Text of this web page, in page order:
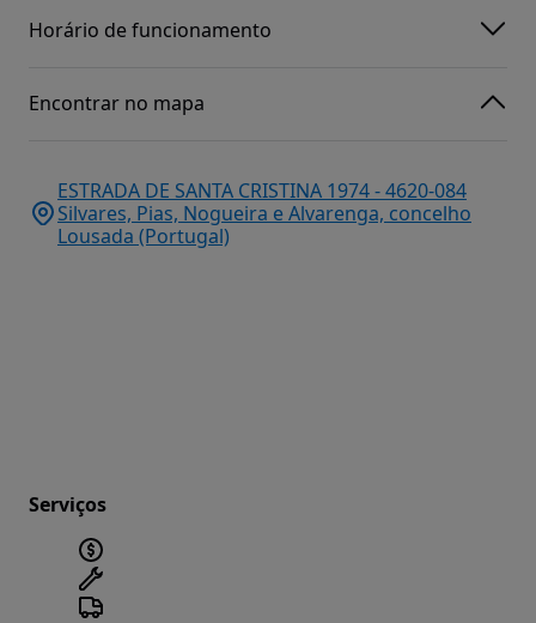
Horário de funcionamento
Encontrar no mapa
ESTRADA DE SANTA CRISTINA 1974 - 4620-084
Silvares, Pias, Nogueira e Alvarenga, concelho
Lousada (Portugal)
Serviços